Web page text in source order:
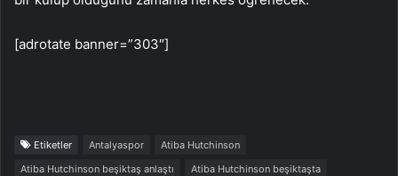
[adrotate banner=”303″]
Etiketler Antalyaspor
Atiba Hutchinson
Atiba Hutchinson beşiktaş anlaştı
Atiba Hutchinson beşiktaşta